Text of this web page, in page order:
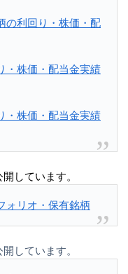
の利回り・株価・配
株価・配当金実績
株価・配当金実績
しています。
リオ・保有銘柄
しています。